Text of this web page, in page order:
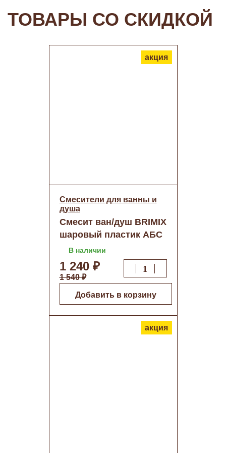
ТОВАРЫ СО СКИДКОЙ
акция
Смесители для ванны и
душа
Смесит ван/душ BRIMIX
шаровый пластик АБС
Белый (5943) о/н
В наличии
1 240 ₽
1 540 ₽
Добавить в корзину
акция